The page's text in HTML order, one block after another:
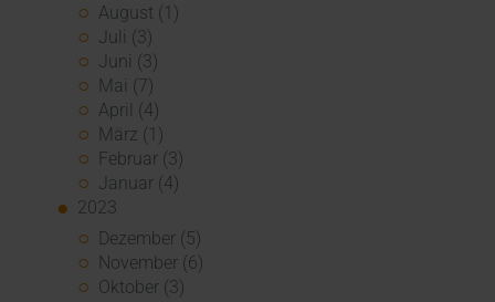
August (1)
Juli (3)
Juni (3)
Mai (7)
April (4)
März (1)
Februar (3)
Januar (4)
2023
Dezember (5)
November (6)
Oktober (3)